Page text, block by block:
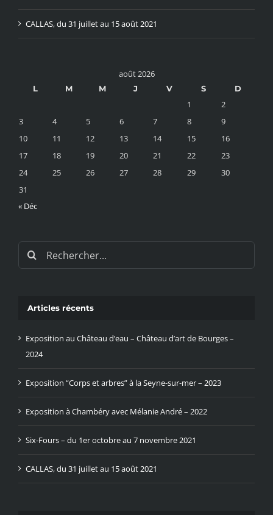
CALLAS, du 31 juillet au 15 août 2021
août 2026
L M M J V S D
1
2
3
4 5 6 7 8
9
10
11 12 13 14 15
16
17
18 19 20 21 22
23
24
25 26 27 28 29
30
31
« Déc
Rechercher:
Articles récents
Exposition au Château d’eau – Château d’art de Bourges –
2024
Exposition “Corps et arbres” à la Seyne-sur-mer – 2023
Exposition à Chambéry avec Mélanie André – 2022
Six-Fours – du 1er octobre au 7 novembre 2021
CALLAS, du 31 juillet au 15 août 2021